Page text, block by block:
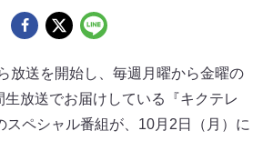
放送を開始し、毎週⽉曜から⾦曜の
放送でお届けしている『キクテレ
スペシャル番組が、10⽉2⽇（⽉）に